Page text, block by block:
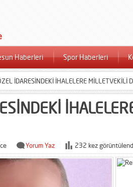
Haberleri Spor Haberleri
İDARESİNDEKİ İHALELERE MİLLETVEKİLİ
Yorum Yaz 232 kez